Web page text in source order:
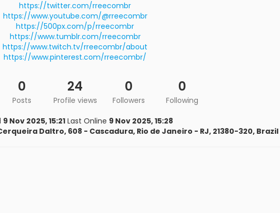
https://twitter.com/rreecombr
https://www.youtube.com/@rreecombr
https://500px.com/p/rreecombr
https://www.tumblr.com/rreecombr
https://www.twitch.tv/rreecombr/about
https://www.pinterest.com/rreecombr/
0
Posts
24
Profile views
0
Followers
0
Following
9 Nov 2025, 15:21 Last Online 9 Nov 2025, 15:28
Daltro, 608 - Cascadura, Rio de Janeiro - RJ, 21380-320, Brazil